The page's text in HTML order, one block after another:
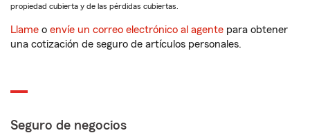
propiedad cubierta y de las pérdidas cubiertas.
Llame o envíe un correo electrónico al agente para obtener
una cotización de seguro de artículos personales.
Seguro de negocios